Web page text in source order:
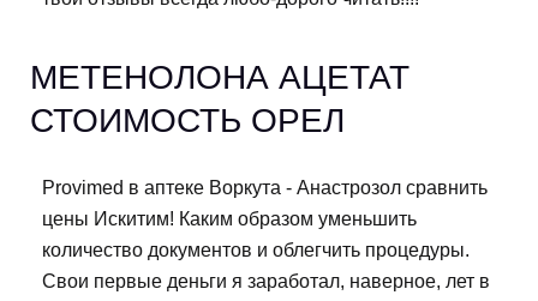
МЕТЕНОЛОНА АЦЕТАТ
СТОИМОСТЬ ОРЕЛ
Provimed в аптеке Воркута - Анастрозол сравнить
цены Искитим! Каким образом уменьшить
количество документов и облегчить процедуры.
Свои первые деньги я заработал, наверное, лет в